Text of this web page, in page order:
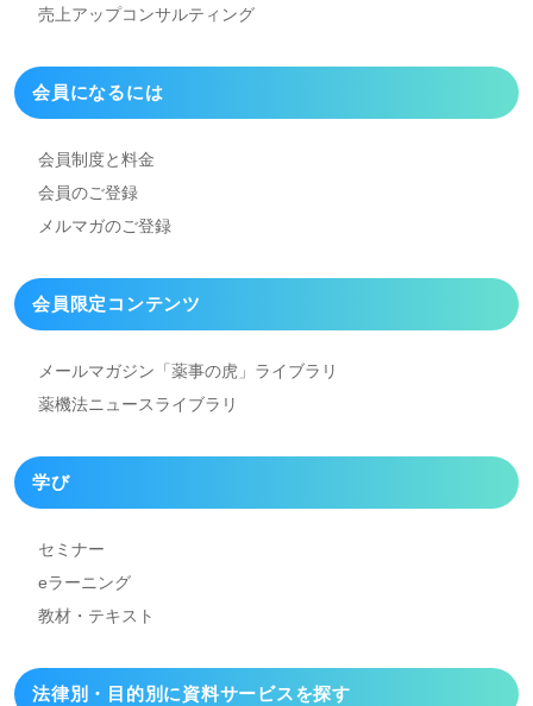
売上アップコンサルティング
会員になるには
会員制度と料金
会員のご登録
メルマガのご登録
会員限定コンテンツ
メールマガジン「薬事の虎」 ライブラリ
薬機法ニュースライブラリ
学び
セミナー
eラーニング
教材・テキスト
法律別・目的別に資料サービスを探す